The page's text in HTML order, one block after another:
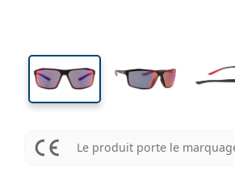
Le produit porte le